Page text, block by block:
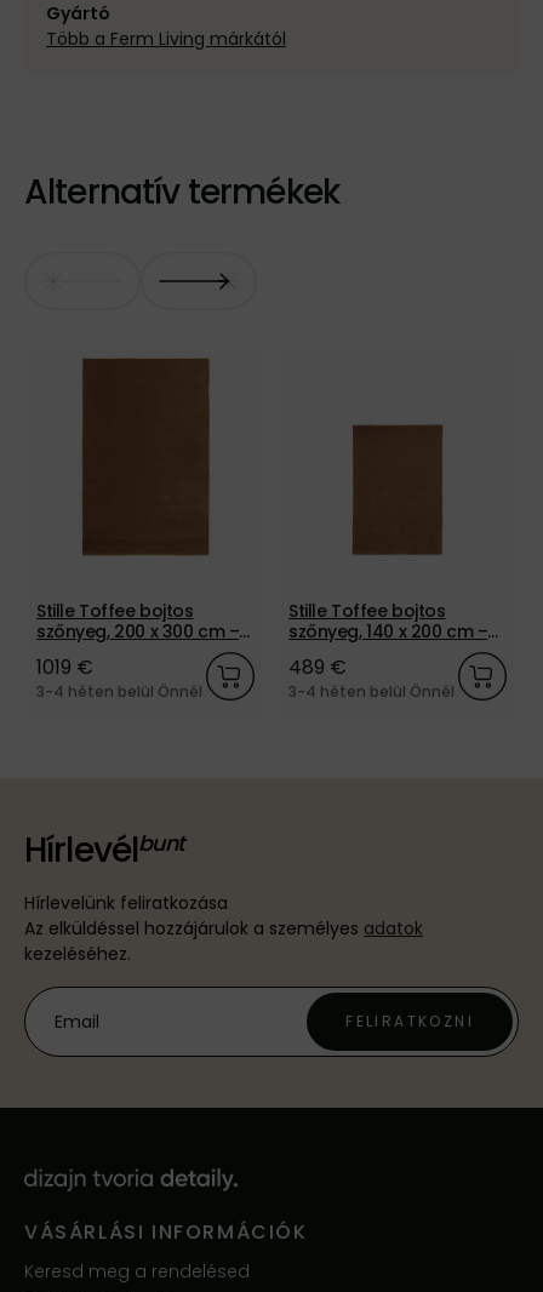
Gyártó
Több a Ferm Living márkától
Alternatív termékek
Stille Toffee bojtos
szőnyeg, 200 x 300 cm –
1019 €
3-4 héten belül Önnél
Stille Toffee bojtos
szőnyeg, 140 x 200 cm –
489 €
3-4 héten belül Önnél
Hírlevél
Hírlevelünk feliratkozása
Az elküldéssel hozzájárulok a személyes adatok
kezeléséhez.
FELIRATKOZNI
VÁSÁRLÁSI INFORMÁCIÓK
Keresd meg a rendelésed